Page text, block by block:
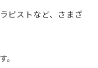
ピストなど、さまざ